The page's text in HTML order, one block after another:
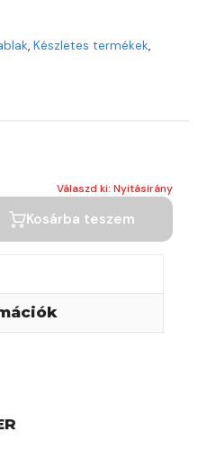
, Készletes termékek,
Válaszd ki: Nyitásirány
Kosárba teszem